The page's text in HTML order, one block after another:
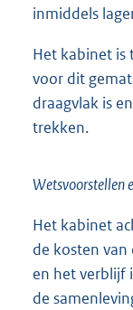
inmiddels
Het kabinet is
voor dit
draagvlak is
trekken.
Wetsvoorstellen
Het kabinet
de kosten
en het verblijf
de